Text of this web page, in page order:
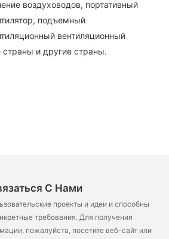
воздуховодов, портативный
подъемный
вентиляционный
страны и другие страны.
С Нами
проекты и идеи и способны
требования. Для получения
пожалуйста, посетите веб-сайт или